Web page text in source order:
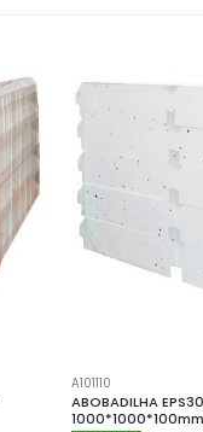
A101110
ABOBADILHA
1000*1000*100mm